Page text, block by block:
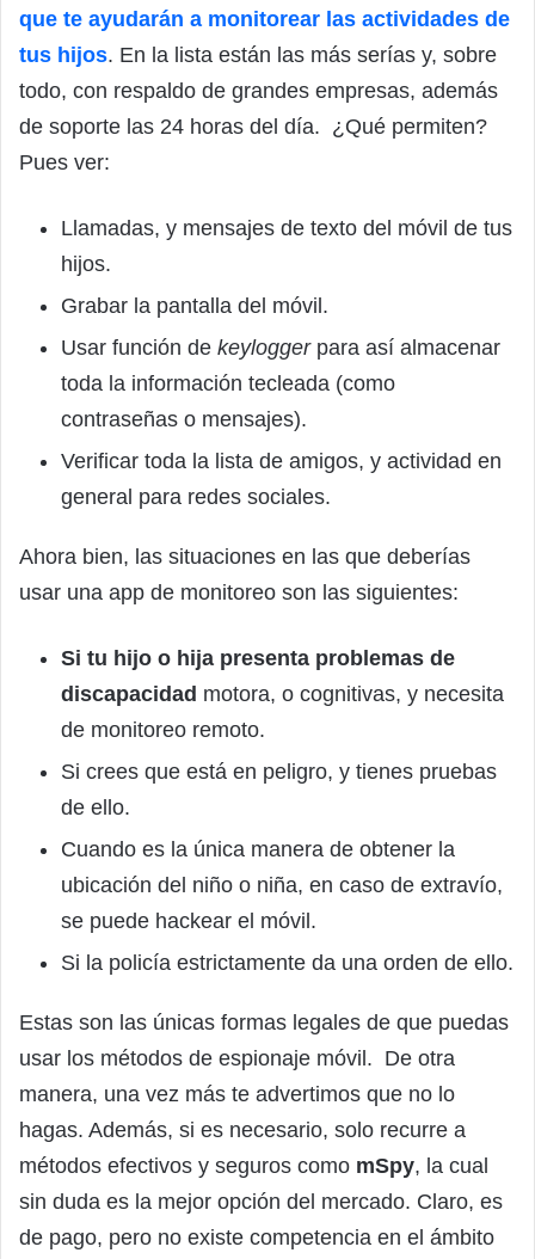
que te ayudarán a monitorear las actividades de
tus hijos. En la lista están las más serías y, sobre
todo, con respaldo de grandes empresas, además
de soporte las 24 horas del día. ¿Qué permiten?
Pues ver:
Llamadas, y mensajes de texto del móvil de tus
hijos.
Grabar la pantalla del móvil.
Usar función de keyloggerpara así almacenar
toda la información tecleada (como
contraseñas o mensajes).
Verificar toda la lista de amigos, y actividad en
general para redes sociales.
Ahora bien, las situaciones en las que deberías
usar una app de monitoreo son las siguientes:
Si tu hijo o hija presenta problemas de
discapacidad motora, o cognitivas, y necesita
de monitoreo remoto.
Si crees que está en peligro, y tienes pruebas
de ello.
Cuando es la única manera de obtener la
ubicación del niño o niña, en caso de extravío,
se puede hackear el móvil.
Si la policía estrictamente da una orden de ello.
Estas son las únicas formas legales de que puedas
usar los métodos de espionaje móvil. De otra
manera, una vez más te advertimos que no lo
hagas. Además, si es necesario, solo recurre a
métodos efectivos y seguros como mSpy, la cual
sin duda es la mejor opción del mercado. Claro, es
de pago, pero no existe competencia en el ámbito